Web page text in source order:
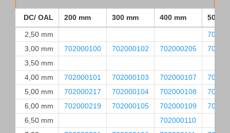
DC/ OAL 200 mm 300 mm 400 mm 500
2,50 mm
3,00 mm
702000100 702000102 702000205
3,50 mm
4,00 mm
702000101 702000103 702000107
5,00 mm
702000217 702000104 702000108
6,00 mm
702000219 702000105 702000109
6,50 mm
702000110